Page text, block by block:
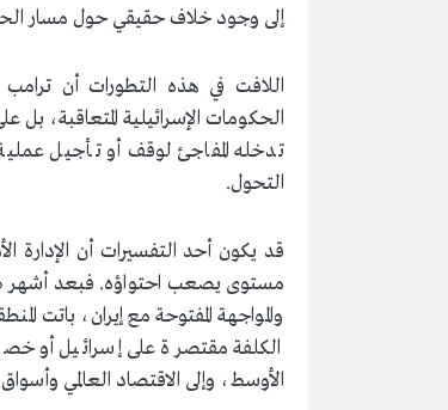
إلى وجود خلاف حقيقي حول مسار
اللافت في هذه التطورات أن
الحكومات الإسرائيلية المتعاقبة،
تدخله المفاجئ لوقف أو تأجيل
التحول.
قد يكون أحد التفسيرات أن الإدارة
مستوى يصعب احتواؤه. فبعد أشهر
والمواجهة المفتوحة مع إيران، باتت
الكلفة مقتصرة على إسرائيل أو
الأوسط، وإلى الاقتصاد العالمي